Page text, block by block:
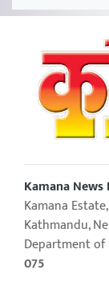
Kamana
Kamana
Kathmandu,
Department
075